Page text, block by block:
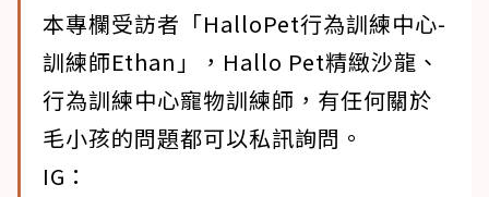
本專欄受訪者「HalloPet行為訓練中心-
訓練師Ethan」，Hallo Pet精緻沙龍、
行為訓練中心寵物訓練師，有任何關於
毛小孩的問題都可以私訊詢問。
IG：